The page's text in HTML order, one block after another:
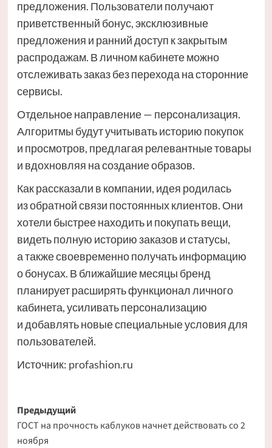
предложения. Пользователи получают
приветственный бонус, эксклюзивные
предложения и ранний доступ к закрытым
распродажам. В личном кабинете можно
отслеживать заказ без перехода на сторонние
сервисы.
Отдельное направление — персонализация.
Алгоритмы будут учитывать историю покупок
и просмотров, предлагая релевантные товары
и вдохновляя на создание образов.
Как рассказали в компании, идея родилась
из обратной связи постоянных клиентов. Они
хотели быстрее находить и покупать вещи,
видеть полную историю заказов и статусы,
а также своевременно получать информацию
о бонусах. В ближайшие месяцы бренд
планирует расширять функционал личного
кабинета, усиливать персонализацию
и добавлять новые специальные условия для
пользователей.
Источник: profashion.ru
Навигация
записи
Предыдущий
ГОСТ на прочность каблуков начнет действовать со 2
ноября